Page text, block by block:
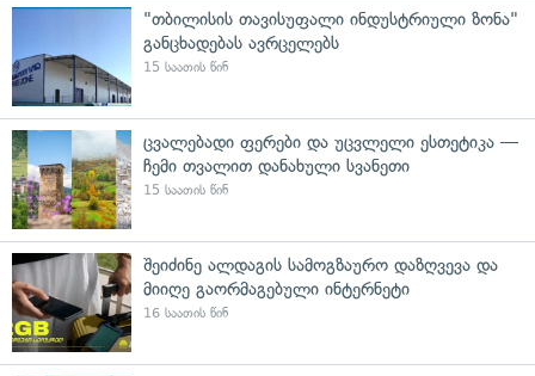
"თბილისის თავისუფალი ინდუსტრიული ზონა"
განცხადებას ავრცელებს
15 საათის წინ
ცვალებადი ფერები და უცვლელი ესთეტიკა —
ჩემი თვალით დანახული სვანეთი
15 საათის წინ
შეიძინე ალდაგის სამოგზაურო დაზღვევა და
მიიღე გაორმაგებული ინტერნეტი
16 საათის წინ